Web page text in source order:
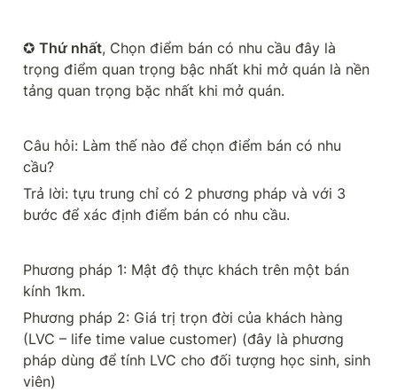
✪ Thứ nhất, Chọn điểm bán có nhu cầu đây là
trọng điểm quan trọng bậc nhất khi mở quán là nền
tảng quan trọng bặc nhất khi mở quán.
Câu hỏi: Làm thế nào để chọn điểm bán có nhu
cầu?
Trả lời: tựu trung chỉ có 2 phương pháp và với 3
bước để xác định điểm bán có nhu cầu.
Phương pháp 1: Mật độ thực khách trên một bán
kính 1km.
Phương pháp 2: Giá trị trọn đời của khách hàng
(LVC – life time value customer) (đây là phương
pháp dùng để tính LVC cho đối tượng học sinh, sinh
viên)